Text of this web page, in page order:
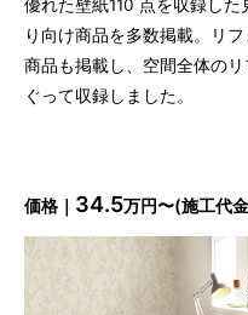
優れた壁紙110 点を収録し
り向け商品を多数掲載。リ
商品も掲載し、空間全体の
ぐって収録しました。
価格｜ 34.5万円〜(施工代